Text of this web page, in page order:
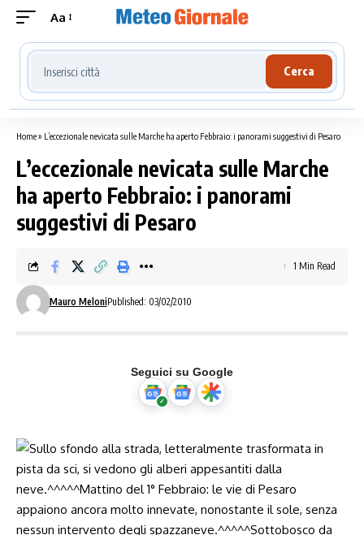
Aa
Cerca località meteo
Cerca
Home» L’eccezionale nevicata sulle Marche ha aperto Febbraio: i panorami suggestivi di Pesaro
L’eccezionale nevicata sulle Marche
ha aperto Febbraio: i panorami
suggestivi di Pesaro
Mauro MeloniPublished: 03/02/2010
1 Min Read
Seguici su Google